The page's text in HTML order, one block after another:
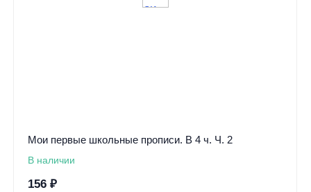
Мои первые школьные прописи. В 4 ч. Ч. 2
В наличии
156 ₽